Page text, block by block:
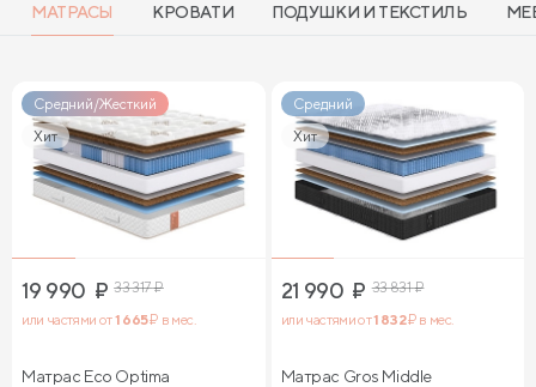
МАТРАСЫ КРОВАТИ ПОДУШКИ И ТЕКСТИЛЬ
Средний/Жесткий
Хит
19 990 ₽ 33 317₽
или частями от1 665₽ в мес.
Матрас Eco Optima
Средний
Хит
21 990 ₽ 33 831₽
или частями от1 832₽ в мес.
Матрас Gros Middle